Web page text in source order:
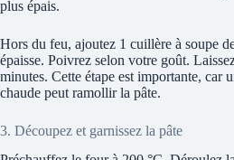
plus épais.
Hors du feu, ajoutez 1 cuillère à soupe
épaisse. Poivrez selon votre goût.
minutes. Cette étape est importante, car
chaude peut ramollir la pâte.
3. Découpez et garnissez la pâte